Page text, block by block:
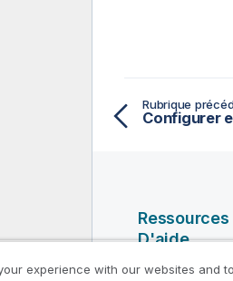
Rubrique
Configurer
Ressources
D'aide
Vidéos Qlik
experience with our websites and to